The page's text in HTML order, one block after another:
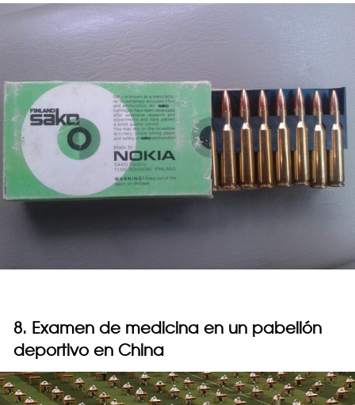
8. Examen de medicina en un pabellón
deportivo en China